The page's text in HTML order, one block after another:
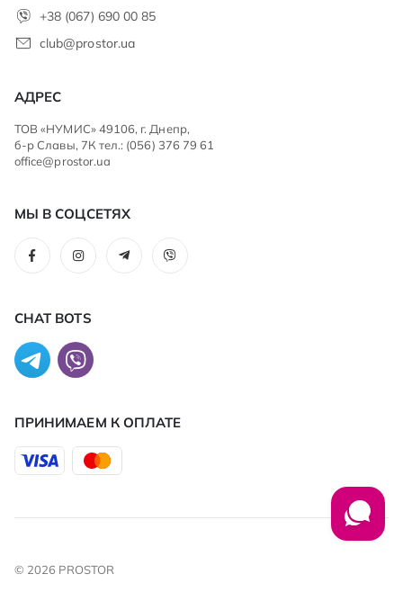
+38 (067) 690 00 85
club@prostor.ua
АДРЕС
ТОВ «НУМИС» 49106, г. Днепр,
б-р Славы, 7К тел.: (056) 376 79 61
office@prostor.ua
МЫ В СОЦСЕТЯХ
CHAT BOTS
ПРИНИМАЕМ К ОПЛАТЕ
© 2026 PROSTOR